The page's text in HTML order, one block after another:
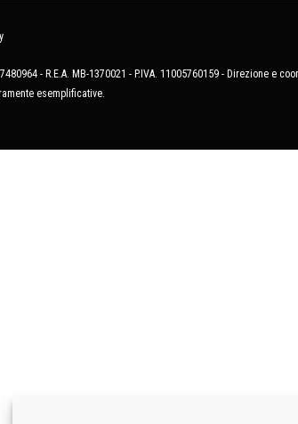
- R.E.A. MB-1370021 - P.IVA. 11005760159 - Direzione e
esemplificative.